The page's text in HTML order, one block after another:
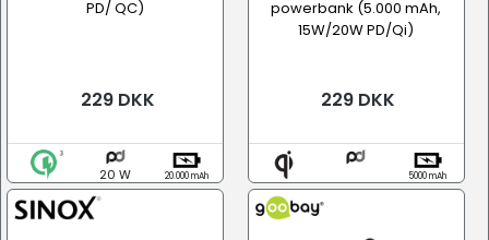
PD/ QC)
229 DKK
20 W 20.000 mAh
powerbank (5.000 mAh,
15W/20W PD/Qi)
229 DKK
5000 mAh